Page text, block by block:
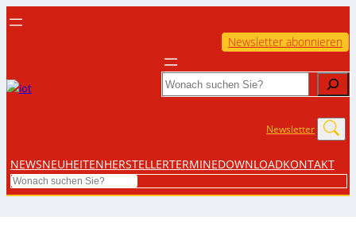
Newsletter abonnieren
Search
Newsletter
NEWSNEUHEITENHERSTELLERTERMINEDOWNLOADKONTAKT
Search